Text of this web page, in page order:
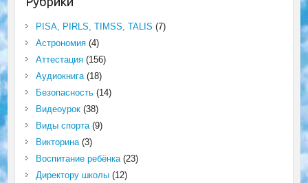
PISA, PIRLS, TIMSS, TALIS (7)
Астрономия(4)
Аттестация(156)
Аудиокнига(18)
Безопасность(14)
Видеоурок(38)
Виды спорта(9)
Викторина(3)
Воспитание ребёнка(23)
Директору школы(12)